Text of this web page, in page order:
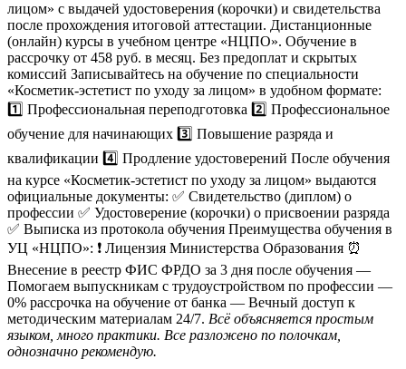
лицом» с выдачей удостоверения (корочки) и свидетельства
после прохождения итоговой аттестации. Дистанционные
(онлайн) курсы в учебном центре «НЦПО». Обучение в
рассрочку от 458 руб. в месяц. Без предоплат и скрытых
комиссий Записывайтесь на обучение по специальности
«Косметик-эстетист по уходу за лицом» в удобном формате:
1️⃣ Профессиональная переподготовка 2️⃣ Профессиональное
обучение для начинающих 3️⃣ Повышение разряда и
квалификации 4️⃣ Продление удостоверений После обучения
на курсе «Косметик-эстетист по уходу за лицом» выдаются
официальные документы: ✅ Свидетельство (диплом) о
профессии ✅ Удостоверение (корочки) о присвоении разряда
✅ Выписка из протокола обучения Преимущества обучения в
УЦ «НЦПО»: ❗️ Лицензия Министерства Образования ⏰
Внесение в реестр ФИС ФРДО за 3 дня после обучения —
Помогаем выпускникам с трудоустройством по профессии —
0% рассрочка на обучение от банка — Вечный доступ к
методическим материалам 24/7. Всё объясняется простым
языком, много практики. Все разложено по полочкам,
однозначно рекомендую.